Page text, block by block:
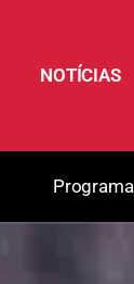
NOTÍCIAS